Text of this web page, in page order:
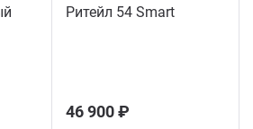
Ритейл 54 Smart
46 900 ₽